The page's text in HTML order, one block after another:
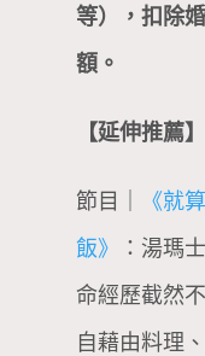
等），扣除
額。
【延伸推薦】
節目｜
《就
飯》
：湯瑪
命經歷截然
自藉由料理